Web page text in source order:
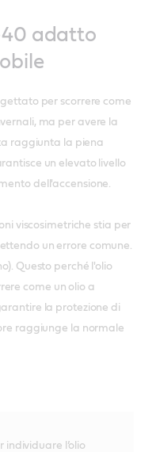
40 adatto
per scorrere come
ma per avere la
raggiunta la piena
un elevato livello
dell'accensione.
viscosimetriche stia per
un errore comune.
Questo perché l'olio
come un olio a
la protezione di
raggiunge la normale
individuare l’olio